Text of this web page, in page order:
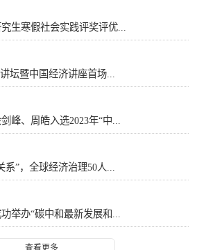
生寒假社会实践评奖评优...
坛暨中国经济讲座首场...
峰、周皓入选2023年“中...
”，全球经济治理50人...
举办“碳中和最新发展和...